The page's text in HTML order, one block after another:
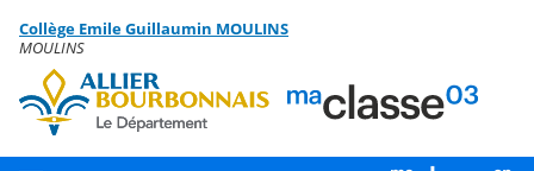
Menu de la rubrique
Contenu
Collège Emile Guillaumin MOULINS
MOULINS